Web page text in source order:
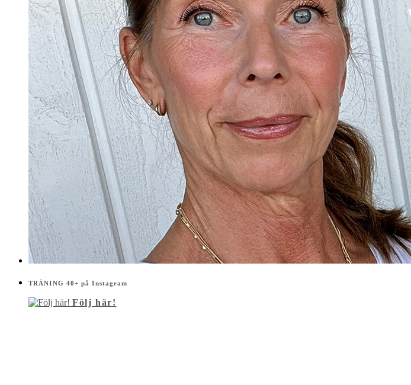
TRÄNING 40+ på Instagram
Följ här!